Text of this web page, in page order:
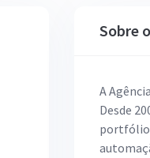
Sobre
A
Desde
portfólio